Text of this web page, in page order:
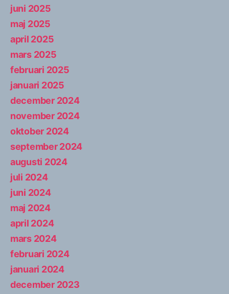
juni 2025
maj 2025
april 2025
mars 2025
februari 2025
januari 2025
december 2024
november 2024
oktober 2024
september 2024
augusti 2024
juli 2024
juni 2024
maj 2024
april 2024
mars 2024
februari 2024
januari 2024
december 2023